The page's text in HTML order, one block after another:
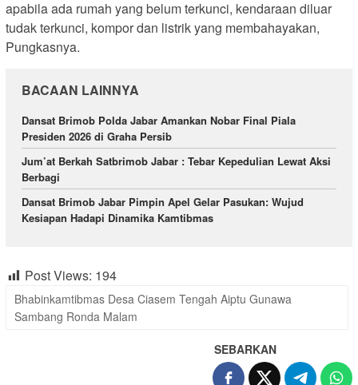
apabila ada rumah yang belum terkunci, kendaraan diluar
tudak terkunci, kompor dan listrik yang membahayakan,
Pungkasnya.
BACAAN LAINNYA
Dansat Brimob Polda Jabar Amankan Nobar Final Piala
Presiden 2026 di Graha Persib
Jum’at Berkah Satbrimob Jabar : Tebar Kepedulian Lewat Aksi
Berbagi
Dansat Brimob Jabar Pimpin Apel Gelar Pasukan: Wujud
Kesiapan Hadapi Dinamika Kamtibmas
Post Views: 194
Bhabinkamtibmas Desa Ciasem Tengah Aiptu Gunawa
Sambang Ronda Malam
SEBARKAN